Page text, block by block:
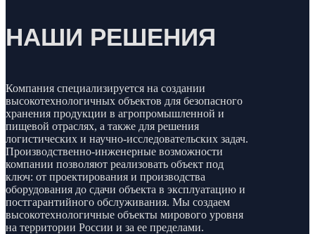
НАШИ РЕШЕНИЯ
Компания специализируется на создании
высокотехнологичных объектов для безопасного
хранения продукции в агропромышленной и
пищевой отраслях, а также для решения
логистических и научно-исследовательских задач.
Производственно-инженерные возможности
компании позволяют реализовать объект под
ключ: от проектирования и производства
оборудования до сдачи объекта в эксплуатацию и
постгарантийного обслуживания. Мы создаем
высокотехнологичные объекты мирового уровня
на территории России и за ее пределами.